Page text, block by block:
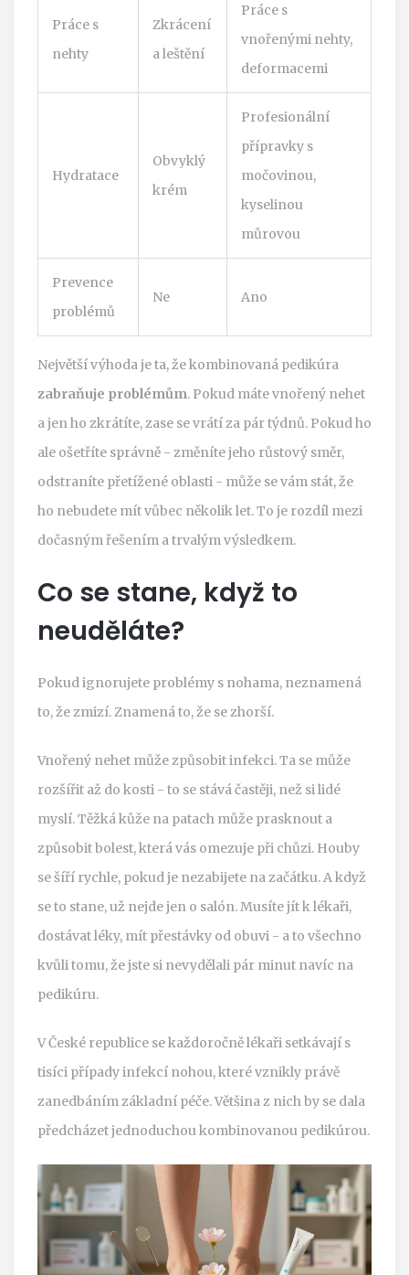
Práce s
nehty
Zkrácení
a leštění
Práce s
vnořenými nehty,
deformacemi
Hydratace
Obvyklý
krém
Profesionální
přípravky s
močovinou,
kyselinou
můrovou
Prevence
problémů
Ne Ano
Největší výhoda je ta, že kombinovaná pedikúra
zabraňuje problémům. Pokud máte vnořený nehet
a jen ho zkrátíte, zase se vrátí za pár týdnů. Pokud ho
ale ošetříte správně - změníte jeho růstový směr,
odstraníte přetížené oblasti - může se vám stát, že
ho nebudete mít vůbec několik let. To je rozdíl mezi
dočasným řešením a trvalým výsledkem.
Co se stane, když to
neuděláte?
Pokud ignorujete problémy s nohama, neznamená
to, že zmizí. Znamená to, že se zhorší.
Vnořený nehet může způsobit infekci. Ta se může
rozšířit až do kosti - to se stává častěji, než si lidé
myslí. Těžká kůže na patach může prasknout a
způsobit bolest, která vás omezuje při chůzi. Houby
se šíří rychle, pokud je nezabijete na začátku. A když
se to stane, už nejde jen o salón. Musíte jít k lékaři,
dostávat léky, mít přestávky od obuvi - a to všechno
kvůli tomu, že jste si nevydělali pár minut navíc na
pedikúru.
V České republice se každoročně lékaři setkávají s
tisíci případy infekcí nohou, které vznikly právě
zanedbáním základní péče. Většina z nich by se dala
předcházet jednoduchou kombinovanou pedikúrou.